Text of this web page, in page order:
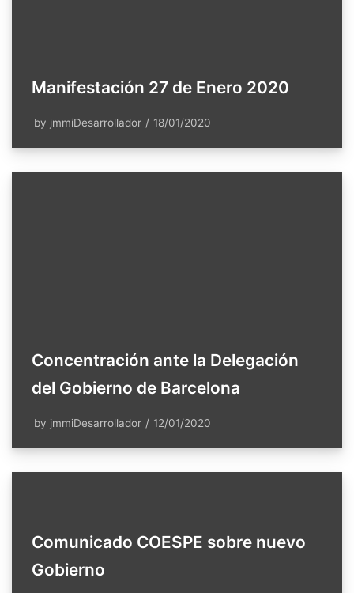
Manifestación 27 de Enero 2020
by jmmiDesarrollador 18/01/2020
Concentración ante la Delegación
del Gobierno de Barcelona
by jmmiDesarrollador 12/01/2020
Comunicado COESPE sobre nuevo
Gobierno